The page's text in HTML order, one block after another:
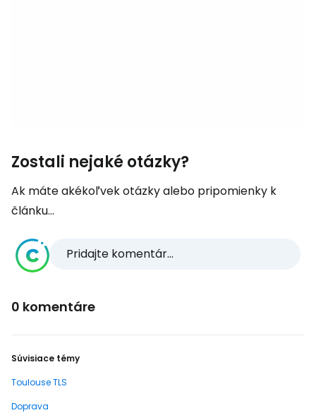
Zostali nejaké otázky?
Ak máte akékoľvek otázky alebo pripomienky k
článku...
Pridajte komentár...
0 komentáre
Súvisiace témy
Toulouse TLS
Doprava